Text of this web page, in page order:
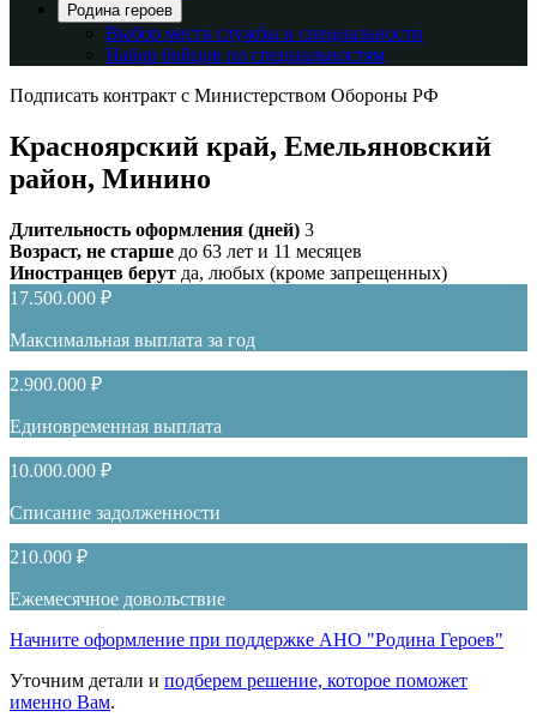
Родина героев
Выбор места службы и специальности
Набор бойцов по специальностям
Подписать контракт с Министерством Обороны РФ
Красноярский край, Емельяновский
район, Минино
Длительность оформления (дней) 3
Возраст, не старше до 63 лет и 11 месяцев
Иностранцев берут да, любых (кроме запрещенных)
17.500.000 ₽
Максимальная выплата за год
2.900.000 ₽
Единовременная выплата
10.000.000 ₽
Списание задолженности
210.000 ₽
Ежемесячное довольствие
Начните оформление при поддержке АНО "Родина Героев"
Уточним детали и подберем решение, которое поможет
именно Вам.